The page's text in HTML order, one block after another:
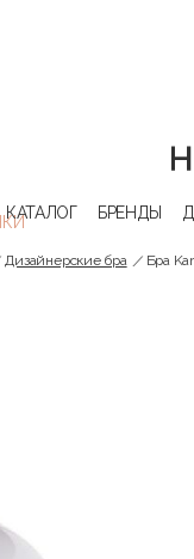
КАТАЛОГ БРЕНДЫ
Дизайнерские бра Бра